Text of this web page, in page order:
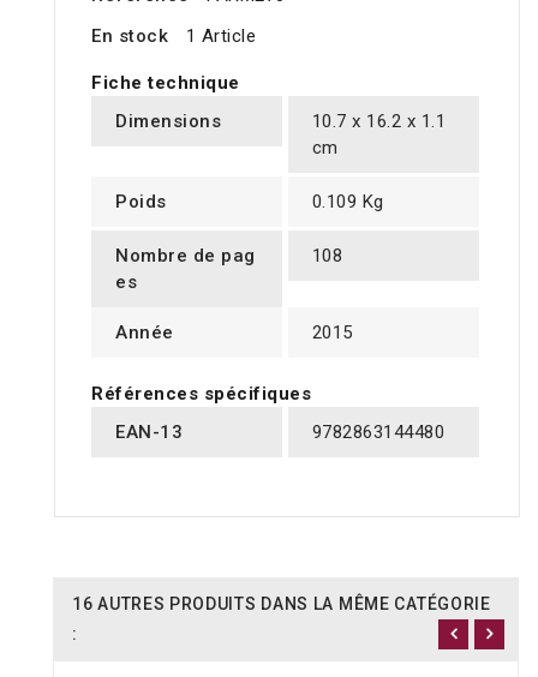
En stock
1 Article
Fiche technique
Dimensions
10.7 x 16.2 x 1.1
cm
Poids 0.109 Kg
Nombre de pag
es
108
Année 2015
Références spécifiques
EAN-13
9782863144480
16 AUTRES PRODUITS DANS LA MÊME CATÉGORIE
: